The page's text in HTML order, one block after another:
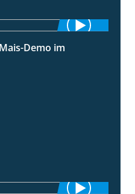
Demo im